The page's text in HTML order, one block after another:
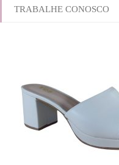
TRABALHE CONOSCO
outubro 28, 2025 8:44 am